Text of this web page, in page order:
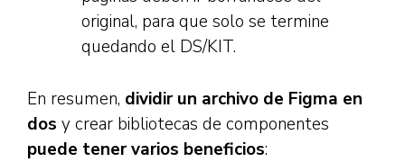
original, para que solo se termine
quedando el DS/KIT.
En resumen, dividir un archivo de Figma en
dos y crear bibliotecas de componentes
puede tener varios beneficios: